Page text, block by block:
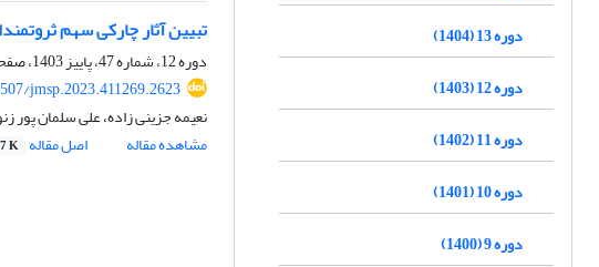
تبیین آثار چارکی سهم
دوره 12، شماره 47، پاییز 1403، صفحه
jmsp.2023.411269.2623
نعیمه جزینی زاده، علی سلمان پور
مشاهده مقاله
اصل مقاله K
دوره 13 (1404)
دوره 12 (1403)
دوره 11 (1402)
دوره 10 (1401)
دوره 9 (1400)